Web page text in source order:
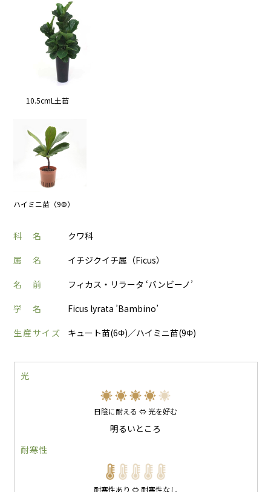
10.5cmL土苗
ハイミニ苗（9Φ）
科 名
クワ科
属 名
イチジクイチ属（Ficus）
名 前
フィカス・リラータ ‘バンビーノ’
学 名
Ficus lyrata ’Bambino’
生産サイズ
キュート苗(6Φ)／ハイミニ苗(9Φ)
光
日陰に耐える ⇔ 光を好む
明るいところ
耐寒性
耐寒性あり ⇔ 耐寒性なし